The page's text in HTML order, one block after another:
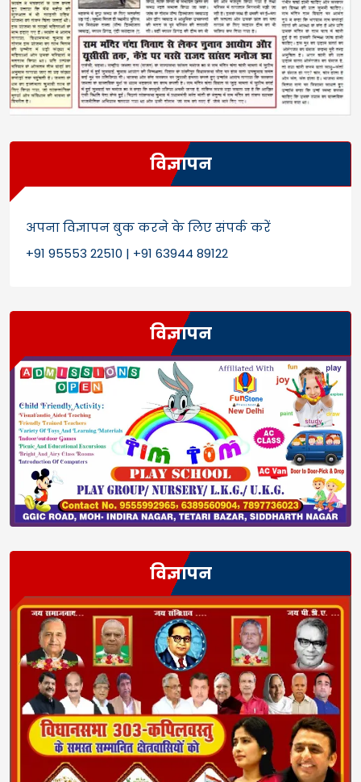
विज्ञापन
अपना विज्ञापन बुक करने के लिए संपर्क करें
+91 95553 22510 | +91 63944 89122
विज्ञापन
विज्ञापन